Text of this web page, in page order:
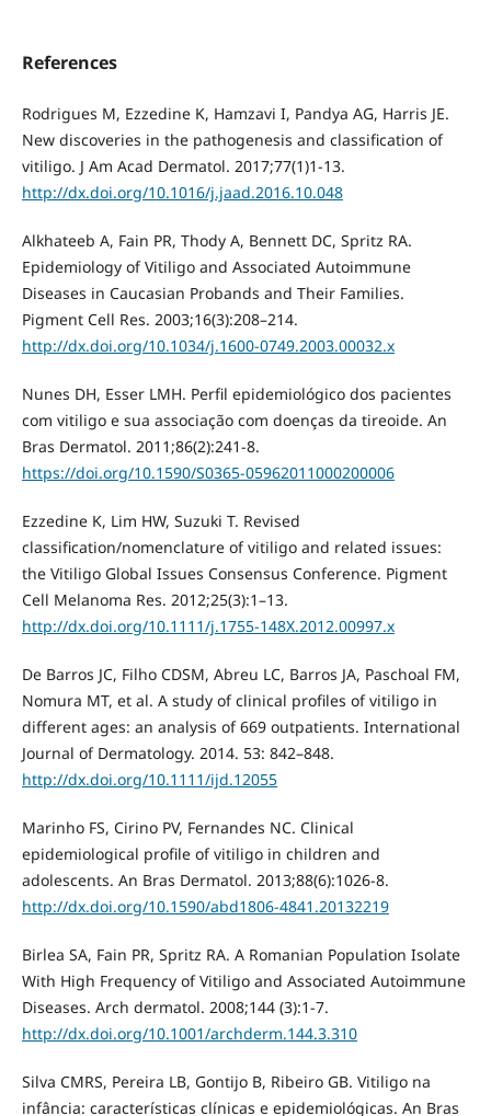
References
Rodrigues M, Ezzedine K, Hamzavi I, Pandya AG, Harris JE.
New discoveries in the pathogenesis and classification of
vitiligo. J Am Acad Dermatol. 2017;77(1)1-13.
http://dx.doi.org/10.1016/j.jaad.2016.10.048
Alkhateeb A, Fain PR, Thody A, Bennett DC, Spritz RA.
Epidemiology of Vitiligo and Associated Autoimmune
Diseases in Caucasian Probands and Their Families.
Pigment Cell Res. 2003;16(3):208–214.
http://dx.doi.org/10.1034/j.1600-0749.2003.00032.x
Nunes DH, Esser LMH. Perfil epidemiológico dos pacientes
com vitiligo e sua associação com doenças da tireoide. An
Bras Dermatol. 2011;86(2):241-8.
https://doi.org/10.1590/S0365-05962011000200006
Ezzedine K, Lim HW, Suzuki T. Revised
classification/nomenclature of vitiligo and related issues:
the Vitiligo Global Issues Consensus Conference. Pigment
Cell Melanoma Res. 2012;25(3):1–13.
http://dx.doi.org/10.1111/j.1755-148X.2012.00997.x
De Barros JC, Filho CDSM, Abreu LC, Barros JA, Paschoal FM,
Nomura MT, et al. A study of clinical profiles of vitiligo in
different ages: an analysis of 669 outpatients. International
Journal of Dermatology. 2014. 53: 842–848.
http://dx.doi.org/10.1111/ijd.12055
Marinho FS, Cirino PV, Fernandes NC. Clinical
epidemiological profile of vitiligo in children and
adolescents. An Bras Dermatol. 2013;88(6):1026-8.
http://dx.doi.org/10.1590/abd1806-4841.20132219
Birlea SA, Fain PR, Spritz RA. A Romanian Population Isolate
With High Frequency of Vitiligo and Associated Autoimmune
Diseases. Arch dermatol. 2008;144 (3):1-7.
http://dx.doi.org/10.1001/archderm.144.3.310
Silva CMRS, Pereira LB, Gontijo B, Ribeiro GB. Vitiligo na
infância: características clínicas e epidemiológicas. An Bras